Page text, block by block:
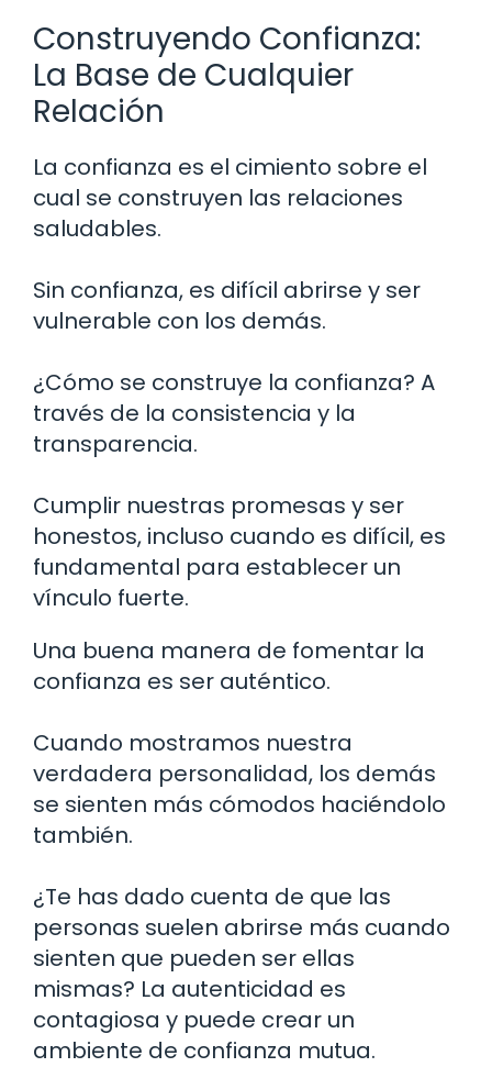
Construyendo Confianza:
La Base de Cualquier
Relación
La confianza es el cimiento sobre el
cual se construyen las relaciones
saludables.
Sin confianza, es difícil abrirse y ser
vulnerable con los demás.
¿Cómo se construye la confianza? A
través de la consistencia y la
transparencia.
Cumplir nuestras promesas y ser
honestos, incluso cuando es difícil, es
fundamental para establecer un
vínculo fuerte.
Una buena manera de fomentar la
confianza es ser auténtico.
Cuando mostramos nuestra
verdadera personalidad, los demás
se sienten más cómodos haciéndolo
también.
¿Te has dado cuenta de que las
personas suelen abrirse más cuando
sienten que pueden ser ellas
mismas? La autenticidad es
contagiosa y puede crear un
ambiente de confianza mutua.